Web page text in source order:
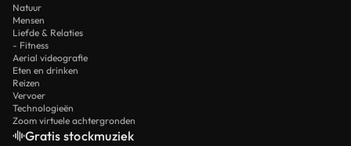
Natuur
Mensen
Liefde & Relaties
- Fitness
Aerial videografie
Eten en drinken
Reizen
Vervoer
Technologieën
Zoom virtuele achtergronden
Gratis stockmuziek